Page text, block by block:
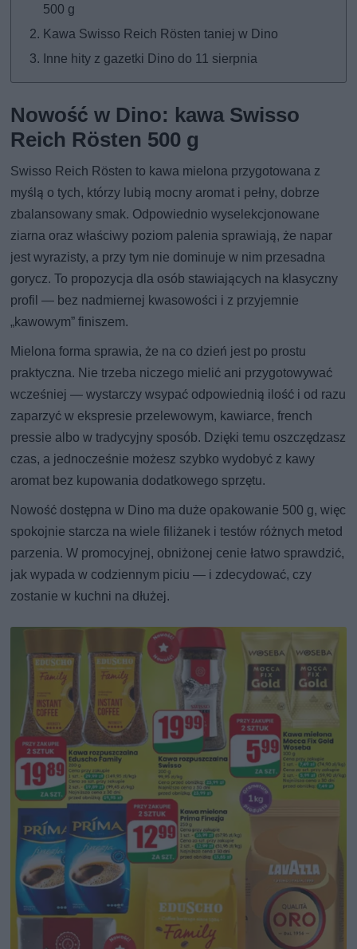
500 g
Kawa Swisso Reich Rösten taniej w Dino
Inne hity z gazetki Dino do 11 sierpnia
Nowość w Dino: kawa Swisso
Reich Rösten 500 g
Swisso Reich Rösten to kawa mielona przygotowana z
myślą o tych, którzy lubią mocny aromat i pełny, dobrze
zbalansowany smak. Odpowiednio wyselekcjonowane
ziarna oraz właściwy poziom palenia sprawiają, że napar
jest wyrazisty, a przy tym nie dominuje w nim przesadna
gorycz. To propozycja dla osób stawiających na klasyczny
profil — bez nadmiernej kwasowości i z przyjemnie
„kawowym” finiszem.
Mielona forma sprawia, że na co dzień jest po prostu
praktyczna. Nie trzeba niczego mielić ani przygotowywać
wcześniej — wystarczy wsypać odpowiednią ilość i od razu
zaparzyć w ekspresie przelewowym, kawiarce, french
pressie albo w tradycyjny sposób. Dzięki temu oszczędzasz
czas, a jednocześnie możesz szybko wydobyć z kawy
aromat bez kupowania dodatkowego sprzętu.
Nowość dostępna w Dino ma duże opakowanie 500 g, więc
spokojnie starcza na wiele filiżanek i testów różnych metod
parzenia. W promocyjnej, obniżonej cenie łatwo sprawdzić,
jak wypada w codziennym piciu — i zdecydować, czy
zostanie w kuchni na dłużej.